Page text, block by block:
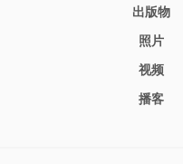
出版物
照片
视频
播客